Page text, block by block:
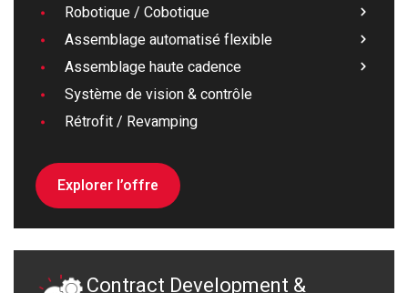
Robotique / Cobotique
Assemblage automatisé flexible
Assemblage haute cadence
Système de vision & contrôle
Rétrofit / Revamping
Explorer l’offre
Contract Development &